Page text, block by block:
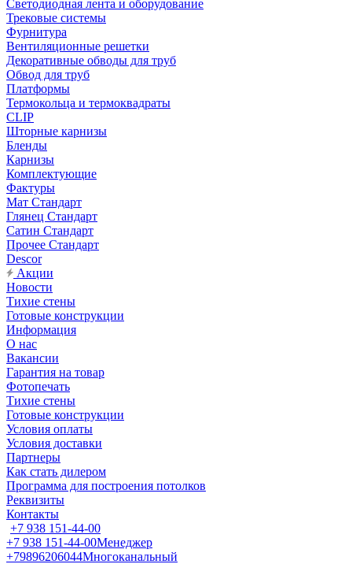
Светодиодная лента и оборудование
Трековые системы
Фурнитура
Вентиляционные решетки
Декоративные обводы для труб
Обвод для труб
Платформы
Термокольца и термоквадраты
CLIP
Шторные карнизы
Бленды
Карнизы
Комплектующие
Фактуры
Мат Стандарт
Глянец Стандарт
Сатин Стандарт
Прочее Стандарт
Descor
Акции
Новости
Тихие стены
Готовые конструкции
Информация
О нас
Вакансии
Гарантия на товар
Фотопечать
Тихие стены
Готовые конструкции
Условия оплаты
Условия доставки
Партнеры
Как стать дилером
Программа для построения потолков
Реквизиты
Контакты
+7 938 151-44-00
+7 938 151-44-00Менеджер
+79896206044Многоканальный